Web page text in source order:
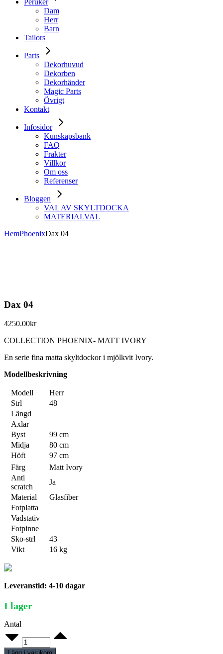
Peruker
Dam
Herr
Barn
Tailors
Parts
Dekorhuvud
Dekorben
Dekorhänder
Magic Parts
Övrigt
Kontakt
Infosidor
Kunskapsbank
FAQ
Frakter
Villkor
Om oss
Referenser
Bloggen
VAL AV SKYLTDOCKA
MATERIALVAL
HemPhoenixDax 04
Dax 04
4250.00kr
COLLECTION PHOENIX- MATT IVORY
En serie fina matta skyltdockor i mjölkvit Ivory.
Modellbeskrivning
Modell
Herr
Strl
48
Längd
Axlar
Byst
99 cm
Midja
80 cm
Höft
97 cm
Färg
Matt Ivory
Anti
scratch
Ja
Material
Glasfiber
Fotplatta
Vadstativ
Fotpinne
Sko-strl
43
Vikt
16 kg
Leveranstid: 4-10 dagar
I lager
Antal
Dax
04
quantity